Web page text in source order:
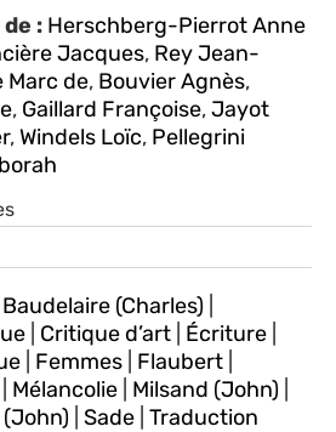
: Herschberg-Pierrot Anne
Jacques, Rey Jean-
Marc de, Bouvier Agnès,
, Gaillard Françoise,Jayot
, Windels Loïc, Pellegrini
Baudelaire (Charles)
Critique d’art Écriture
Femmes Flaubert
Mélancolie Milsand (John)
Sade Traduction